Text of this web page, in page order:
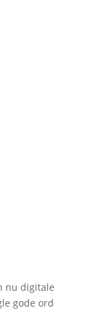
nu digitale
gode ord